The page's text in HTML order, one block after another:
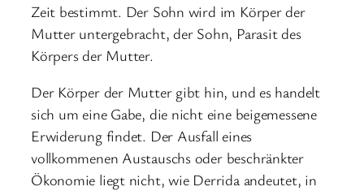
Zeit bestimmt. Der Sohn wird im Körper der
Mutter untergebracht, der Sohn, Parasit des
Körpers der Mutter.
Der Körper der Mutter gibt hin, und es handelt
sich um eine Gabe, die nicht eine beigemessene
Erwiderung findet. Der Ausfall eines
vollkommenen Austauschs oder beschränkter
Ökonomie liegt nicht, wie Derrida andeutet, in